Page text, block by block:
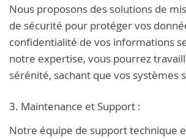
Nous proposons des solutions de
de sécurité pour protéger vos
confidentialité de vos informations
notre expertise, vous pourrez
sérénité, sachant que vos systèmes
3. Maintenance et Support :
Notre équipe de support technique